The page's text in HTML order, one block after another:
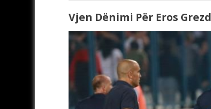
Vjen Dënimi Për Eros